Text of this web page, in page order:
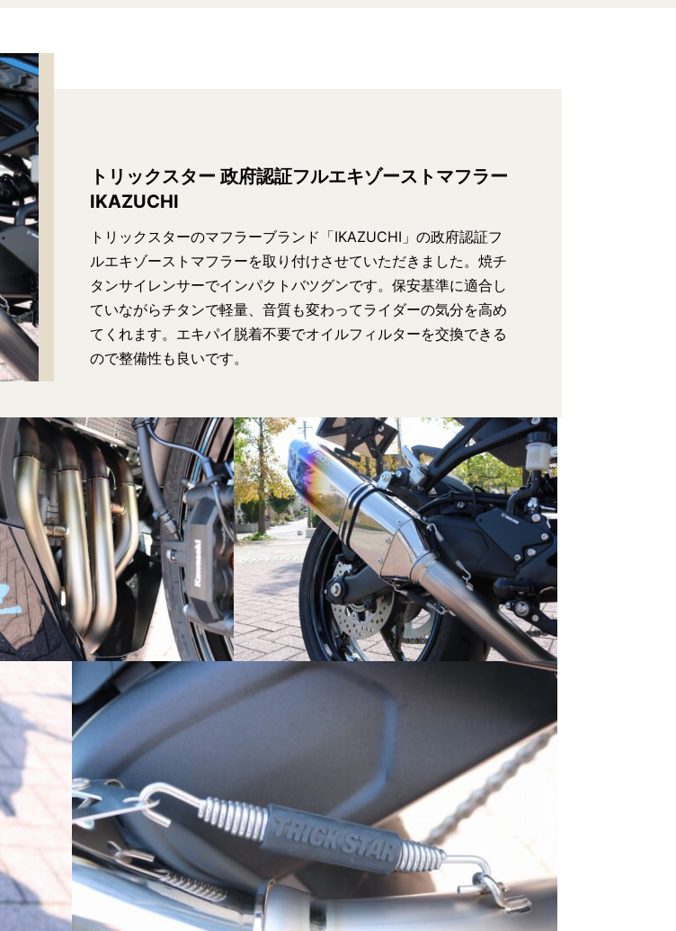
トリックスター 政府認証フルエキゾーストマフラー
IKAZUCHI
トリックスターのマフラーブランド「IKAZUCHI」の政府認証フ
ルエキゾーストマフラーを取り付けさせていただきました。焼チ
タンサイレンサーでインパクトバツグンです。保安基準に適合し
ていながらチタンで軽量、音質も変わってライダーの気分を高め
てくれます。エキパイ脱着不要でオイルフィルターを交換できる
ので整備性も良いです。